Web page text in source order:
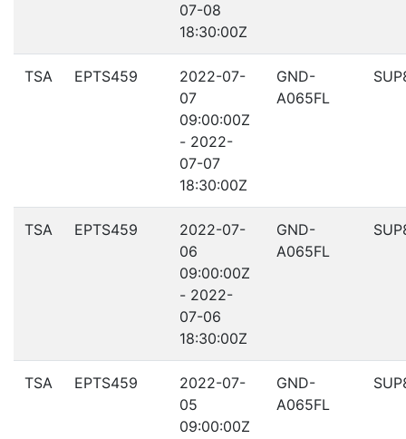
07-08
18:30:00Z
TSA EPTS459
2022-07-
07
09:00:00Z
- 2022-
07-07
18:30:00Z
GND-
A065FL
TSA EPTS459
2022-07-
06
09:00:00Z
- 2022-
07-06
18:30:00Z
GND-
A065FL
TSA EPTS459
2022-07-
05
09:00:00Z
GND-
A065FL